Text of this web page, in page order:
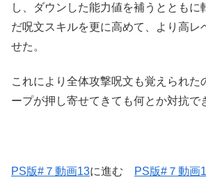
し、ダウンした能力値を補うとともに
だ呪文スキルを更に高めて、より高レ
せた。
これにより全体攻撃呪文も覚えられた
ープが押し寄せてきても何とか対抗で
PS版#７動画13に進む PS版#７動画